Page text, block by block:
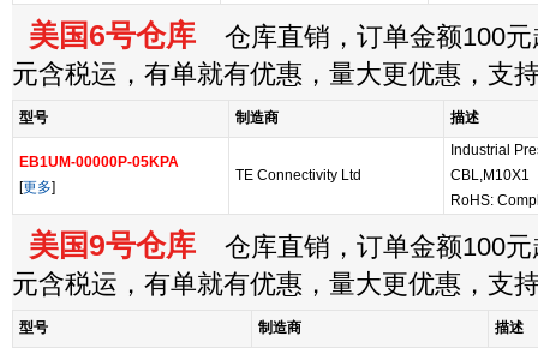
美国6号仓库 仓库直销，订单金额100元
元含税运，有单就有优惠，量大更优惠，支
型号 制造商 描述
EB1UM-00000P-05KPA
[更多]
TE Connectivity Ltd
Industrial
CBL,M10X1
RoHS:
美国9号仓库 仓库直销，订单金额100元
元含税运，有单就有优惠，量大更优惠，支
型号 制造商
描述